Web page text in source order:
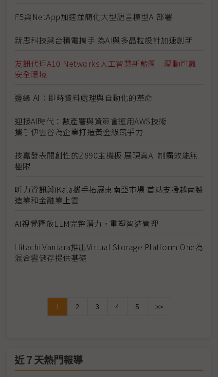
F5與NetApp加速並簡化大型語言模型AI部署
新思科技與台積電攜手 為AI與多晶粒設計加速創新
友訊代理A10 Networks人工智慧新藍圖 驅動可靠
安全環境
邊緣 AI：即時資料處理與自動化的革命
迎接AI時代：數產署與資策會運用AWS技術
攜手伊雲谷為企業打造黃金級競爭力
技嘉發表開創性的Z890主機板 展現真AI 制霸效能無
極限
昕力資訊與iKala攜手拓展東南亞市場 首站支援越南製
造業和金融業上雲
AI視覺釋放LLM完整潛力，重塑智造管理
Hitachi Vantara推出Virtual Storage Platform One為
混合雲儲存提供基礎
1 2 3 4 5 >>
近７天熱門報導